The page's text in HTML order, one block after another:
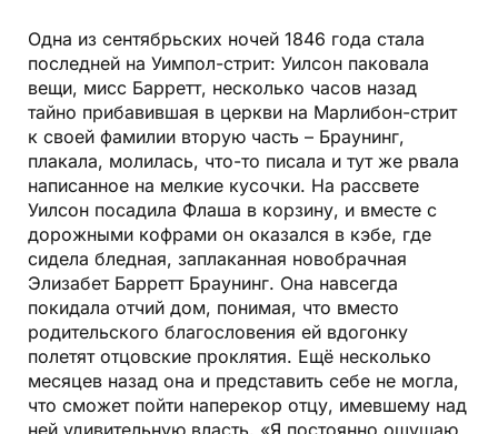
Одна из сентябрьских ночей 1846 года стала
последней на Уимпол-стрит: Уилсон паковала
вещи, мисс Барретт, несколько часов назад
тайно прибавившая в церкви на Марлибон-стрит
к своей фамилии вторую часть – Браунинг,
плакала, молилась, что-то писала и тут же рвала
написанное на мелкие кусочки. На рассвете
Уилсон посадила Флаша в корзину, и вместе с
дорожными кофрами он оказался в кэбе, где
сидела бледная, заплаканная новобрачная
Элизабет Барретт Браунинг. Она навсегда
покидала отчий дом, понимая, что вместо
родительского благословения ей вдогонку
полетят отцовские проклятия. Ещё несколько
месяцев назад она и представить себе не могла,
что сможет пойти наперекор отцу, имевшему над
ней удивительную власть. «Я постоянно ощущаю